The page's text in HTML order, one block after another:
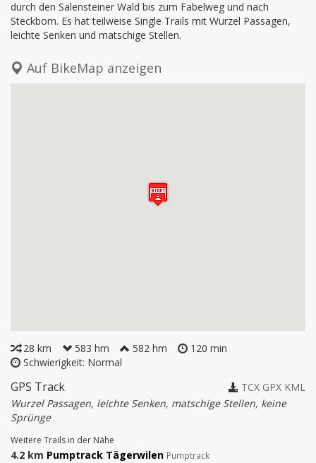
durch den Salensteiner Wald bis zum Fabelweg und nach
Steckborn. Es hat teilweise Single Trails mit Wurzel Passagen,
leichte Senken und matschige Stellen.
Auf BikeMap anzeigen
28 km 583 hm 582 hm
120 min
Schwierigkeit: Normal
GPS Track TCX GPX KML
Wurzel Passagen, leichte Senken, matschige Stellen, keine
Sprünge
Weitere Trails in der Nähe
4.2 km Pumptrack Tägerwilen Pumptrack